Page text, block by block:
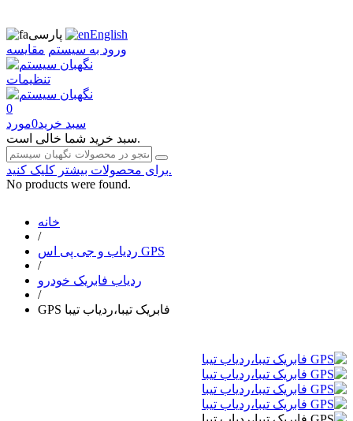
پارسی
English
ورود به سیستم مقایسه
تنظیمات
0
سبد خرید0مورد
سبد خرید شما خالی است.
برای محصولات بیشتر کلیک کنید.
No products were found.
خانه
/
ردیاب و جی پی اس GPS
/
ردیاب فابریک خودرو
/
GPS فابریک تیبا،ردیاب تیبا